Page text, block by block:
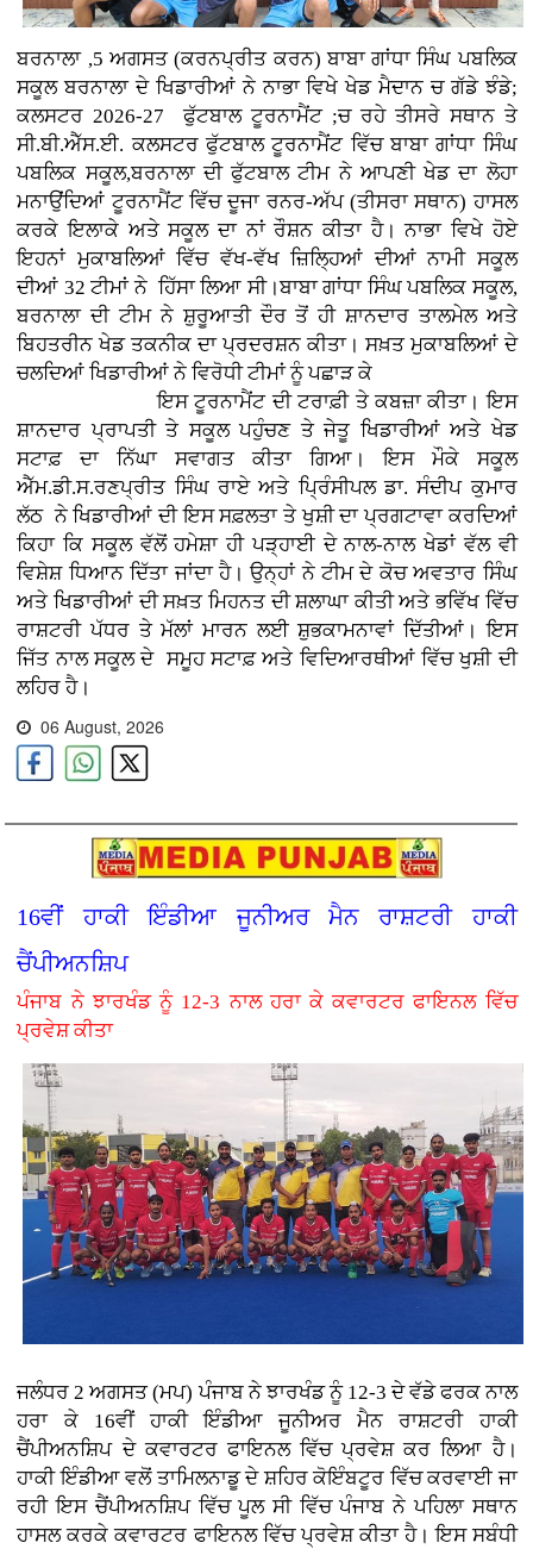
ਬਰਨਾਲਾ ,5 ਅਗਸਤ (ਕਰਨਪ੍ਰੀਤ ਕਰਨ) ਬਾਬਾ ਗਾਂਧਾ ਸਿੰਘ ਪਬਲਿਕ
ਸਕੂਲ ਬਰਨਾਲਾ ਦੇ ਖਿਡਾਰੀਆਂ ਨੇ ਨਾਭਾ ਵਿਖੇ ਖੇਡ ਮੈਦਾਨ ਚ ਗੱਡੇ ਝੰਡੇ;
ਕਲਸਟਰ 2026-27 ਫੁੱਟਬਾਲ ਟੂਰਨਾਮੈਂਟ ;ਚ ਰਹੇ ਤੀਸਰੇ ਸਥਾਨ ਤੇ
ਸੀ.ਬੀ.ਐੱਸ.ਈ. ਕਲਸਟਰ ਫੁੱਟਬਾਲ ਟੂਰਨਾਮੈਂਟ ਵਿੱਚ ਬਾਬਾ ਗਾਂਧਾ ਸਿੰਘ
ਪਬਲਿਕ ਸਕੂਲ,ਬਰਨਾਲਾ ਦੀ ਫੁੱਟਬਾਲ ਟੀਮ ਨੇ ਆਪਣੀ ਖੇਡ ਦਾ ਲੋਹਾ
ਮਨਾਉਂਦਿਆਂ ਟੂਰਨਾਮੈਂਟ ਵਿੱਚ ਦੂਜਾ ਰਨਰ-ਅੱਪ (ਤੀਸਰਾ ਸਥਾਨ) ਹਾਸਲ
ਕਰਕੇ ਇਲਾਕੇ ਅਤੇ ਸਕੂਲ ਦਾ ਨਾਂ ਰੌਸ਼ਨ ਕੀਤਾ ਹੈ। ਨਾਭਾ ਵਿਖੇ ਹੋਏ
ਇਹਨਾਂ ਮੁਕਾਬਲਿਆਂ ਵਿੱਚ ਵੱਖ-ਵੱਖ ਜ਼ਿਲ੍ਹਿਆਂ ਦੀਆਂ ਨਾਮੀ ਸਕੂਲ
ਦੀਆਂ 32 ਟੀਮਾਂ ਨੇ ਹਿੱਸਾ ਲਿਆ ਸੀ।ਬਾਬਾ ਗਾਂਧਾ ਸਿੰਘ ਪਬਲਿਕ ਸਕੂਲ,
ਬਰਨਾਲਾ ਦੀ ਟੀਮ ਨੇ ਸ਼ੁਰੂਆਤੀ ਦੌਰ ਤੋਂ ਹੀ ਸ਼ਾਨਦਾਰ ਤਾਲਮੇਲ ਅਤੇ
ਬਿਹਤਰੀਨ ਖੇਡ ਤਕਨੀਕ ਦਾ ਪ੍ਰਦਰਸ਼ਨ ਕੀਤਾ। ਸਖ਼ਤ ਮੁਕਾਬਲਿਆਂ ਦੇ
ਚਲਦਿਆਂ ਖਿਡਾਰੀਆਂ ਨੇ ਵਿਰੋਧੀ ਟੀਮਾਂ ਨੂੰ ਪਛਾੜ ਕੇ
ਇਸ ਟੂਰਨਾਮੈਂਟ ਦੀ ਟਰਾਫ਼ੀ ਤੇ ਕਬਜ਼ਾ ਕੀਤਾ। ਇਸ
ਸ਼ਾਨਦਾਰ ਪ੍ਰਾਪਤੀ ਤੇ ਸਕੂਲ ਪਹੁੰਚਣ ਤੇ ਜੇਤੂ ਖਿਡਾਰੀਆਂ ਅਤੇ ਖੇਡ
ਸਟਾਫ਼ ਦਾ ਨਿੱਘਾ ਸਵਾਗਤ ਕੀਤਾ ਗਿਆ। ਇਸ ਮੌਕੇ ਸਕੂਲ
ਐੱਮ.ਡੀ.ਸ.ਰਣਪ੍ਰੀਤ ਸਿੰਘ ਰਾਏ ਅਤੇ ਪ੍ਰਿੰਸੀਪਲ ਡਾ. ਸੰਦੀਪ ਕੁਮਾਰ
ਲੱਠ ਨੇ ਖਿਡਾਰੀਆਂ ਦੀ ਇਸ ਸਫ਼ਲਤਾ ਤੇ ਖੁਸ਼ੀ ਦਾ ਪ੍ਰਗਟਾਵਾ ਕਰਦਿਆਂ
ਕਿਹਾ ਕਿ ਸਕੂਲ ਵੱਲੋਂ ਹਮੇਸ਼ਾ ਹੀ ਪੜ੍ਹਾਈ ਦੇ ਨਾਲ-ਨਾਲ ਖੇਡਾਂ ਵੱਲ ਵੀ
ਵਿਸ਼ੇਸ਼ ਧਿਆਨ ਦਿੱਤਾ ਜਾਂਦਾ ਹੈ। ਉਨ੍ਹਾਂ ਨੇ ਟੀਮ ਦੇ ਕੋਚ ਅਵਤਾਰ ਸਿੰਘ
ਅਤੇ ਖਿਡਾਰੀਆਂ ਦੀ ਸਖ਼ਤ ਮਿਹਨਤ ਦੀ ਸ਼ਲਾਘਾ ਕੀਤੀ ਅਤੇ ਭਵਿੱਖ ਵਿੱਚ
ਰਾਸ਼ਟਰੀ ਪੱਧਰ ਤੇ ਮੱਲਾਂ ਮਾਰਨ ਲਈ ਸ਼ੁਭਕਾਮਨਾਵਾਂ ਦਿੱਤੀਆਂ। ਇਸ
ਜਿੱਤ ਨਾਲ ਸਕੂਲ ਦੇ ਸਮੂਹ ਸਟਾਫ਼ ਅਤੇ ਵਿਦਿਆਰਥੀਆਂ ਵਿੱਚ ਖੁਸ਼ੀ ਦੀ
ਲਹਿਰ ਹੈ।
06 August, 2026
16ਵੀਂ ਹਾਕੀ ਇੰਡੀਆ ਜੂਨੀਅਰ ਮੈਨ ਰਾਸ਼ਟਰੀ ਹਾਕੀ
ਚੈਂਪੀਅਨਸ਼ਿਪ
ਪੰਜਾਬ ਨੇ ਝਾਰਖੰਡ ਨੂੰ 12-3 ਨਾਲ ਹਰਾ ਕੇ ਕਵਾਰਟਰ ਫਾਇਨਲ ਵਿੱਚ
ਪ੍ਰਵੇਸ਼ ਕੀਤਾ
ਜਲੰਧਰ 2 ਅਗਸਤ (ਮਪ) ਪੰਜਾਬ ਨੇ ਝਾਰਖੰਡ ਨੂੰ 12-3 ਦੇ ਵੱਡੇ ਫਰਕ ਨਾਲ
ਹਰਾ ਕੇ 16ਵੀਂ ਹਾਕੀ ਇੰਡੀਆ ਜੂਨੀਅਰ ਮੈਨ ਰਾਸ਼ਟਰੀ ਹਾਕੀ
ਚੈਂਪੀਅਨਸ਼ਿਪ ਦੇ ਕਵਾਰਟਰ ਫਾਇਨਲ ਵਿੱਚ ਪ੍ਰਵੇਸ਼ ਕਰ ਲਿਆ ਹੈ।
ਹਾਕੀ ਇੰਡੀਆ ਵਲੋਂ ਤਾਮਿਲਨਾਡੂ ਦੇ ਸ਼ਹਿਰ ਕੋਇੰਬਟੂਰ ਵਿੱਚ ਕਰਵਾਈ ਜਾ
ਰਹੀ ਇਸ ਚੈਂਪੀਅਨਸ਼ਿਪ ਵਿੱਚ ਪੂਲ ਸੀ ਵਿੱਚ ਪੰਜਾਬ ਨੇ ਪਹਿਲਾ ਸਥਾਨ
ਹਾਸਲ ਕਰਕੇ ਕਵਾਰਟਰ ਫਾਇਨਲ ਵਿੱਚ ਪ੍ਰਵੇਸ਼ ਕੀਤਾ ਹੈ। ਇਸ ਸਬੰਧੀ